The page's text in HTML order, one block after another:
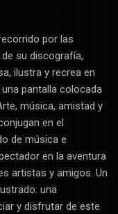
por las
su discografía,
ilustra y recrea en
pantalla colocada
música, amistad y
en el
de música e
en la aventura
artistas y amigos. Un
una
y disfrutar de este